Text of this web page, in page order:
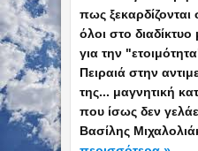
πως ξεκαρδίζονται
όλοι στο
για την
Πειραιά στην
της... μαγνητική
που ίσως δεν
Βασίλης